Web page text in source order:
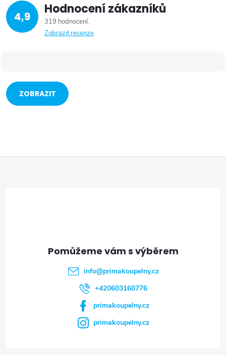
4,9 Hodnocení zákazníků
319 hodnocení
Zobrazit recenze
ZOBRAZIT
info@primakoupelny.cz
+420603160776
primakoupelny.cz
primakoupelny.cz